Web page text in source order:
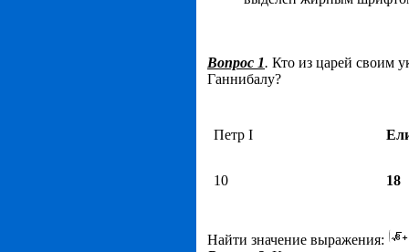
Вопрос 1. Кто из царей своим
Ганнибалу?
Петр I
10 18
Найти значение выражения: